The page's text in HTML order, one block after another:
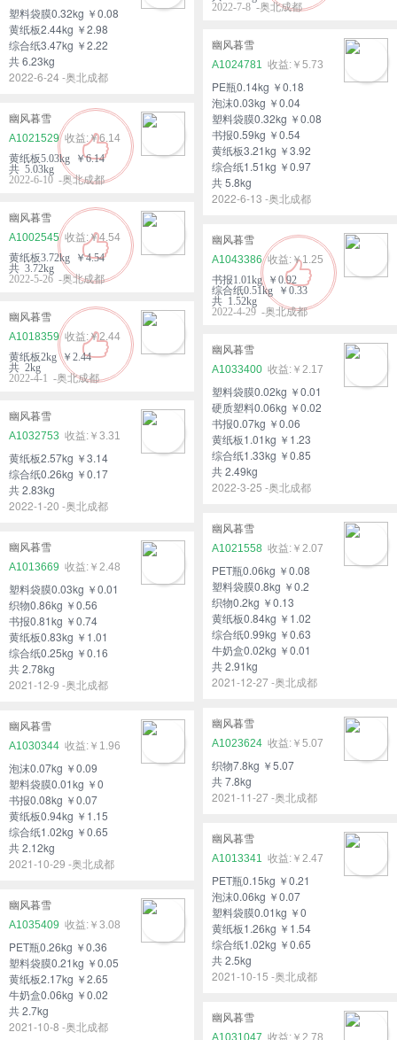
2022-7-8 -奥北成都
塑料袋膜0.32kg ￥0.08
黄纸板2.44kg ￥2.98
综合纸3.47kg ￥2.22
共 6.23kg
2022-6-24 -奥北成都
幽风暮雪
A1024781
￥5.73
PE瓶0.14kg ￥0.18
泡沫0.03kg ￥0.04
塑料袋膜0.32kg ￥0.08
书报0.59kg ￥0.54
黄纸板3.21kg ￥3.92
综合纸1.51kg ￥0.97
共 5.8kg
2022-6-13 -奥北成都
幽风暮雪
A1021529
￥6.14
黄纸板5.03kg ￥6.14
共 5.03kg
2022-6-10 -奥北成都
幽风暮雪
A1002545
￥4.54
黄纸板3.72kg ￥4.54
共 3.72kg
2022-5-26 -奥北成都
幽风暮雪
A1043386
￥1.25
书报1.01kg ￥0.92
综合纸0.51kg ￥0.33
共 1.52kg
2022-4-29 -奥北成都
幽风暮雪
A1018359
￥2.44
黄纸板2kg ￥2.44
共 2kg
2022-4-1 -奥北成都
幽风暮雪
A1033400
￥2.17
塑料袋膜0.02kg ￥0.01
硬质塑料0.06kg ￥0.02
书报0.07kg ￥0.06
黄纸板1.01kg ￥1.23
综合纸1.33kg ￥0.85
共 2.49kg
2022-3-25 -奥北成都
幽风暮雪
A1032753
￥3.31
黄纸板2.57kg ￥3.14
综合纸0.26kg ￥0.17
共 2.83kg
2022-1-20 -奥北成都
幽风暮雪
A1021558
￥2.07
PET瓶0.06kg ￥0.08
塑料袋膜0.8kg ￥0.2
织物0.2kg ￥0.13
黄纸板0.84kg ￥1.02
综合纸0.99kg ￥0.63
牛奶盒0.02kg ￥0.01
共 2.91kg
2021-12-27 -奥北成都
幽风暮雪
A1013669
￥2.48
塑料袋膜0.03kg ￥0.01
织物0.86kg ￥0.56
书报0.81kg ￥0.74
黄纸板0.83kg ￥1.01
综合纸0.25kg ￥0.16
共 2.78kg
2021-12-9 -奥北成都
幽风暮雪
A1023624
￥5.07
织物7.8kg ￥5.07
共 7.8kg
2021-11-27 -奥北成都
幽风暮雪
A1030344
￥1.96
泡沫0.07kg ￥0.09
塑料袋膜0.01kg ￥0
书报0.08kg ￥0.07
黄纸板0.94kg ￥1.15
综合纸1.02kg ￥0.65
共 2.12kg
2021-10-29 -奥北成都
幽风暮雪
A1013341
￥2.47
PET瓶0.15kg ￥0.21
泡沫0.06kg ￥0.07
塑料袋膜0.01kg ￥0
黄纸板1.26kg ￥1.54
综合纸1.02kg ￥0.65
共 2.5kg
2021-10-15 -奥北成都
幽风暮雪
A1035409
￥3.08
PET瓶0.26kg ￥0.36
塑料袋膜0.21kg ￥0.05
黄纸板2.17kg ￥2.65
牛奶盒0.06kg ￥0.02
共 2.7kg
2021-10-8 -奥北成都
幽风暮雪
A1031047
￥2.78